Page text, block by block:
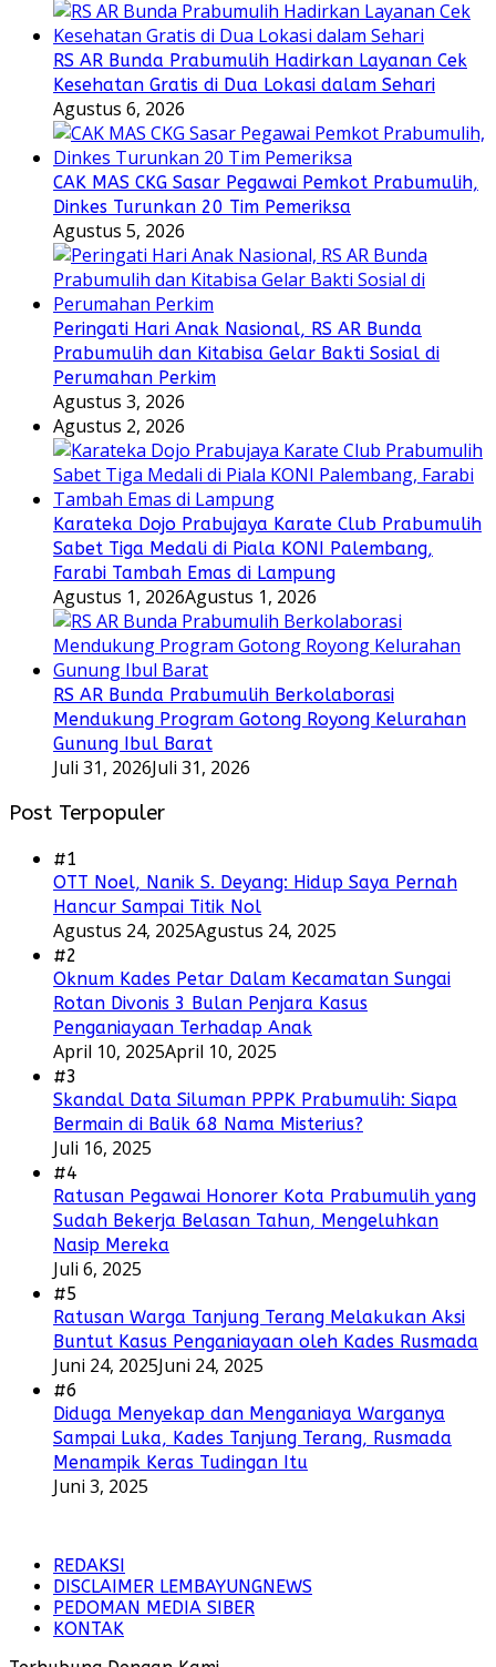
RS AR Bunda Prabumulih Hadirkan Layanan Cek
Kesehatan Gratis di Dua Lokasi dalam Sehari
Agustus 6, 2026
CAK MAS CKG Sasar Pegawai Pemkot Prabumulih,
Dinkes Turunkan 20 Tim Pemeriksa
Agustus 5, 2026
Peringati Hari Anak Nasional, RS AR Bunda
Prabumulih dan Kitabisa Gelar Bakti Sosial di
Perumahan Perkim
Agustus 3, 2026
Agustus 2, 2026
Karateka Dojo Prabujaya Karate Club Prabumulih
Sabet Tiga Medali di Piala KONI Palembang,
Farabi Tambah Emas di Lampung
Agustus 1, 2026Agustus 1, 2026
RS AR Bunda Prabumulih Berkolaborasi
Mendukung Program Gotong Royong Kelurahan
Gunung Ibul Barat
Juli 31, 2026Juli 31, 2026
Post Terpopuler
#1
OTT Noel, Nanik S. Deyang: Hidup Saya Pernah
Hancur Sampai Titik Nol
Agustus 24, 2025Agustus 24, 2025
#2
Oknum Kades Petar Dalam Kecamatan Sungai
Rotan Divonis 3 Bulan Penjara Kasus
Penganiayaan Terhadap Anak
April 10, 2025April 10, 2025
#3
Skandal Data Siluman PPPK Prabumulih: Siapa
Bermain di Balik 68 Nama Misterius?
Juli 16, 2025
#4
Ratusan Pegawai Honorer Kota Prabumulih yang
Sudah Bekerja Belasan Tahun, Mengeluhkan
Nasip Mereka
Juli 6, 2025
#5
Ratusan Warga Tanjung Terang Melakukan Aksi
Buntut Kasus Penganiayaan oleh Kades Rusmada
Juni 24, 2025Juni 24, 2025
#6
Diduga Menyekap dan Menganiaya Warganya
Sampai Luka, Kades Tanjung Terang, Rusmada
Menampik Keras Tudingan Itu
Juni 3, 2025
REDAKSI
DISCLAIMER LEMBAYUNGNEWS
PEDOMAN MEDIA SIBER
KONTAK